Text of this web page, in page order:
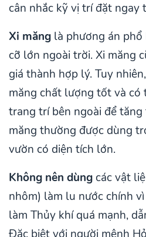
cân nhắc kỹ vị trí đặt ngay
Xi măng là phương án
cỡ lớn ngoài trời. Xi măng
giá thành hợp lý. Tuy
măng chất lượng tốt và có
trang trí bên ngoài để
măng thường được dùng
vườn có diện tích lớn.
Không nên dùng các vật
nhôm) làm lu nước chính
làm Thủy khí quá mạnh,